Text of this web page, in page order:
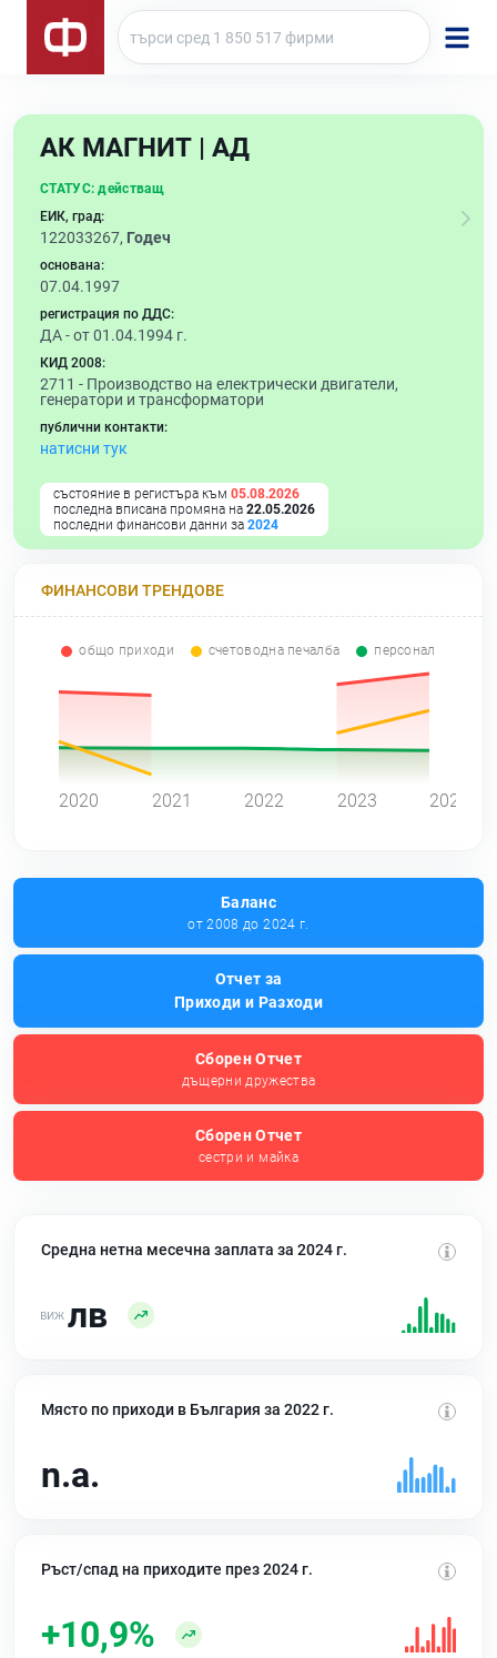
АК МАГНИТ | АД
СТАТУС: действащ
ЕИК, град:
122033267, Годеч
основана:
07.04.1997
регистрация по ДДС:
ДА - от 01.04.1994 г.
КИД 2008:
2711 - Производство на електрически двигатели,
генератори и трансформатори
публични контакти:
натисни тук
състояние в регистъра към 05.08.2026
последна вписана промяна на 22.05.2026
последни финансови данни за 2024
ФИНАНСОВИ ТРЕНДОВЕ
общо приходи счетоводна печалба персонал
2020 2021 2022 2023 2024
Баланс
от 2008 до 2024 г.
Отчет за
Приходи и Разходи
Сборен Отчет
дъщерни дружества
Сборен Отчет
сестри и майка
Средна нетна месечна заплата за 2024 г.
лв
Място по приходи в България за 2022 г.
n.a.
Ръст/спад на приходите през 2024 г.
+10,9%